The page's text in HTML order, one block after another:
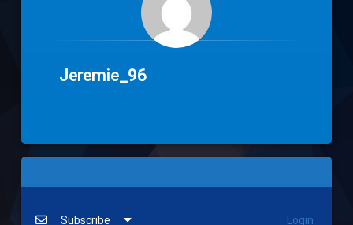
Jeremie_96
Subscribe Login